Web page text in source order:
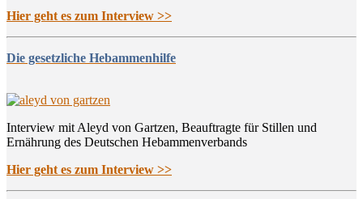
Hier geht es zum Interview >>
Die gesetzliche Hebammenhilfe
Interview mit Aleyd von Gartzen, Beauftragte für Stillen und
Ernährung des Deutschen Hebammenverbands
Hier geht es zum Interview >>